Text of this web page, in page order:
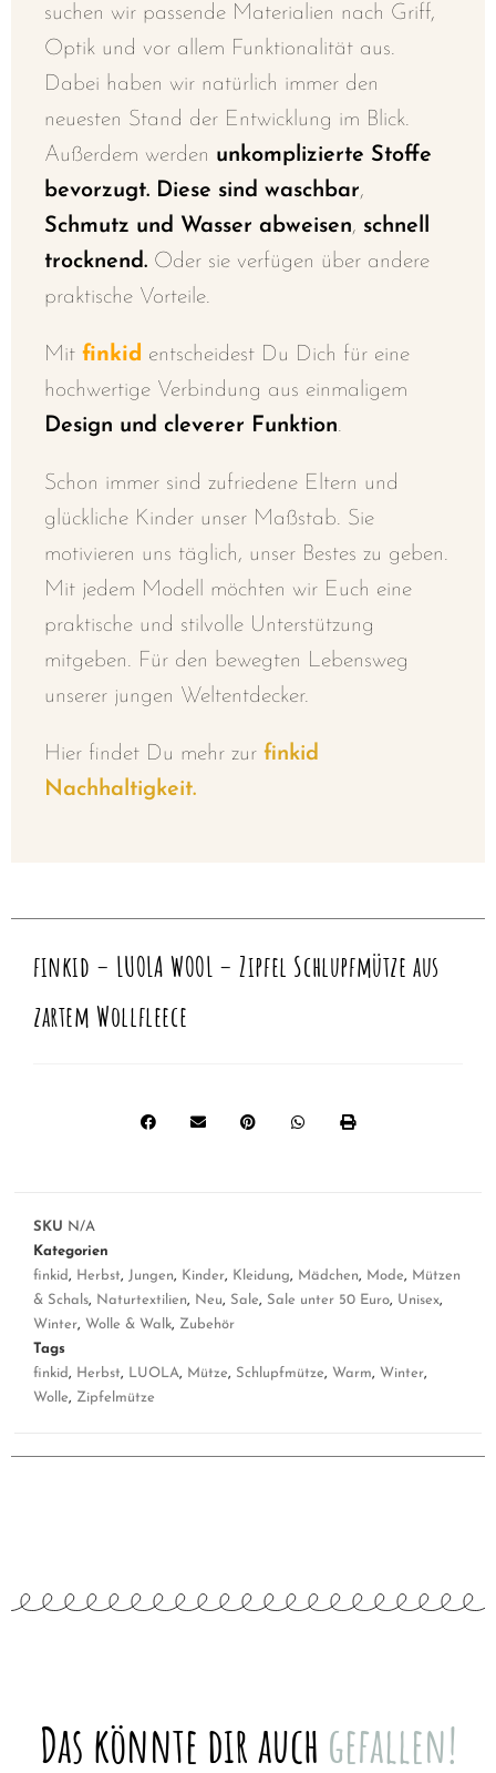
suchen wir passende Materialien nach Griff,
Optik und vor allem Funktionalität aus.
Dabei haben wir natürlich immer den
neuesten Stand der Entwicklung im Blick.
Außerdem werden unkomplizierte Stoffe
bevorzugt. Diese sind waschbar,
Schmutz und Wasser abweisen, schnell
trocknend. Oder sie verfügen über andere
praktische Vorteile.
Mit finkid entscheidest Du Dich für eine
hochwertige Verbindung aus einmaligem
Design und cleverer Funktion.
Schon immer sind zufriedene Eltern und
glückliche Kinder unser Maßstab. Sie
motivieren uns täglich, unser Bestes zu geben.
Mit jedem Modell möchten wir Euch eine
praktische und stilvolle Unterstützung
mitgeben. Für den bewegten Lebensweg
unserer jungen Weltentdecker.
Hier findet Du mehr zur finkid
Nachhaltigkeit.
finkid – LUOLA WOOL – Zipfel Schlupfmütze aus
zartem Wollfleece
SKU N/A
Kategorien
finkid, Herbst, Jungen, Kinder, Kleidung, Mädchen, Mode, Mützen
& Schals, Naturtextilien, Neu, Sale, Sale unter 50 Euro, Unisex,
Winter, Wolle & Walk, Zubehör
Tags
finkid, Herbst, LUOLA, Mütze, Schlupfmütze, Warm, Winter,
Wolle, Zipfelmütze
Das könnte dir auch gefallen!